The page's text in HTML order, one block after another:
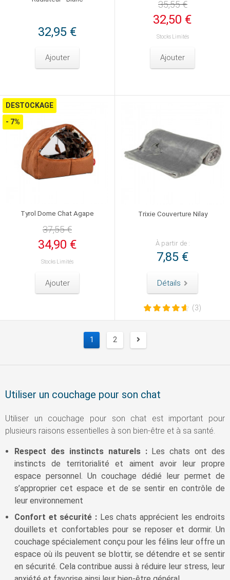
32,95 €
Ajouter
35,55 €
32,50 €
Stocks Limités
Ajouter
DESTOCKAGE
- 7%
Tyrol Dome Chat Agape
37,55 €
34,90 €
Stocks Limités
Ajouter
Trixie Couverture Nilay
À partir de :
7,85 €
Détails
(3)
1
2
Utiliser un couchage pour son chat
Utiliser un couchage pour son chat est important pour
plusieurs raisons essentielles à son bien-être et à sa santé.
Respect des instincts naturels :Les chats ont des
instincts de territorialité et aiment avoir leur propre
espace personnel. Un couchage dédié leur permet de
s’approprier cet espace et de se sentir en contrôle de
leur environnement
Confort et sécurité :Les chats apprécient les endroits
douillets et confortables pour se reposer et dormir. Un
couchage spécialement conçu pour les félins leur offre un
espace où ils peuvent se blottir, se détendre et se sentir
en sécurité. Cela contribue aussi à réduire leur stress, leur